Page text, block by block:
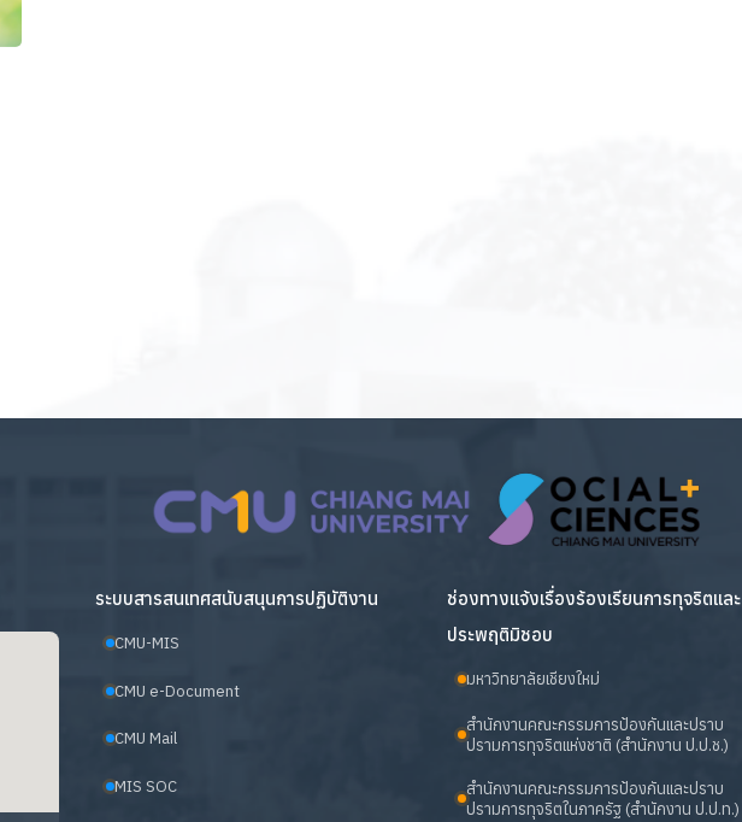
ระบบสารสนเทศสนับสนุนการปฏิบัติงาน
CMU-MIS
CMU e-Document
CMU Mail
MIS SOC
ช่องทางแจ้งเรื่องร้องเรียนการทุจริตและ
ประพฤติมิชอบ
มหาวิทยาลัยเชียงใหม่
สำนักงานคณะกรรมการป้องกันและปราบ
ปรามการทุจริตแห่งชาติ (สำนักงาน ป.ป.ช.)
สำนักงานคณะกรรมการป้องกันและปราบ
ปรามการทุจริตในภาครัฐ (สำนักงาน ป.ป.ท.)